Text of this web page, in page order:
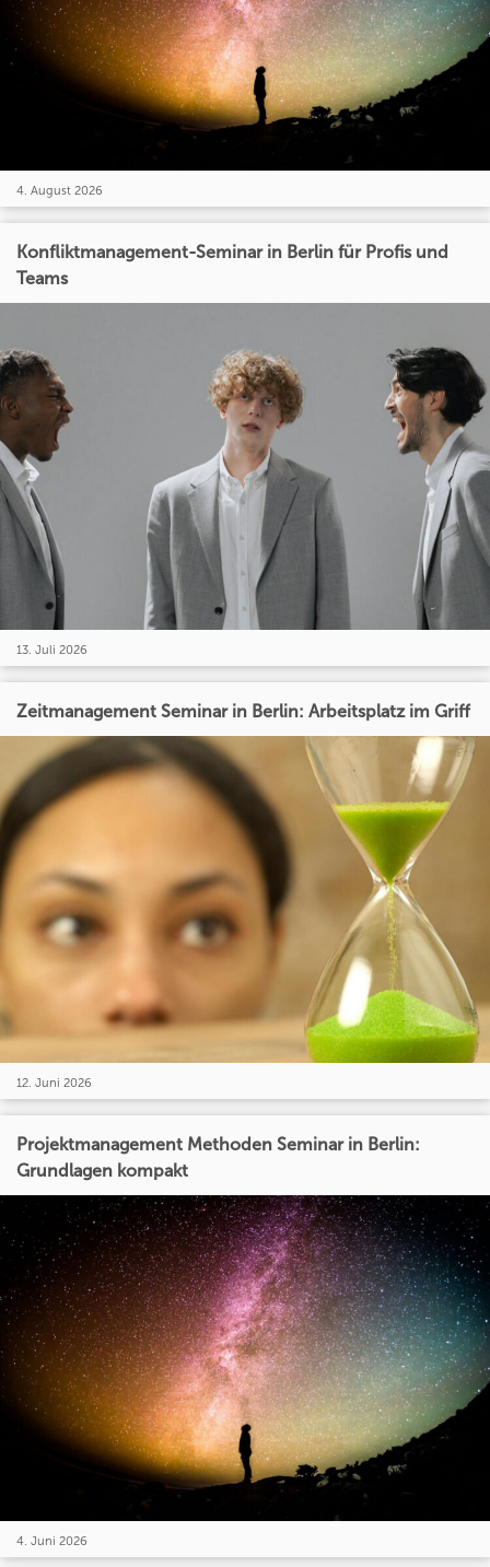
4. August 2026
Konfliktmanagement-Seminar in Berlin für Profis und
Teams
13. Juli 2026
Zeitmanagement Seminar in Berlin: Arbeitsplatz im Griff
12. Juni 2026
Projektmanagement Methoden Seminar in Berlin:
Grundlagen kompakt
4. Juni 2026